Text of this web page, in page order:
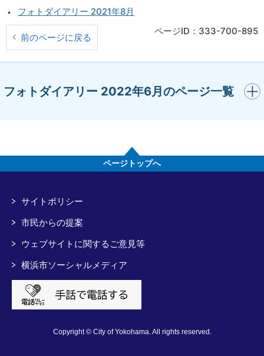
フォトダイアリー 2021年8月
前のページに戻る
ページID：333-700-895
フォトダイアリー 2022年6月のページ一覧
開く
ページトップへ
サイトポリシー
市民からの提案
ウェブサイトに関するご意見等
横浜市ソーシャルメディア
Copyright © City of Yokohama. All rights reserved.